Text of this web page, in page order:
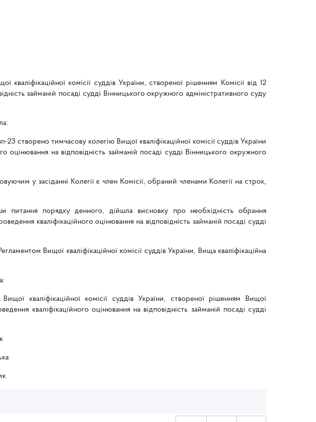
комісії суддів України, створеної рішенням Комісії від 12
займаній посаді судді Вінницького окружного адміністративного суду
створено тимчасову колегію Вищої кваліфікаційної комісії суддів України
на відповідність займаній посаді судді Вінницького окружного
у засіданні Колегії є член Комісії, обраний членами Колегії на строк,
питання порядку денного, дійшла висновку про необхідність обрання
кваліфікаційного оцінювання на відповідність займаній посаді судді
Вищої кваліфікаційної комісії суддів України, Вища кваліфікаційна
кваліфікаційної комісії суддів України, створеної рішенням Вищої
кваліфікаційного оцінювання на відповідність займаній посаді судді